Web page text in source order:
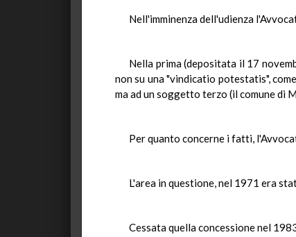
Nell'imminenza dell'udienza
Nella prima (depositata il 17
non su una "vindicatio potestatis",
ma ad un soggetto terzo (il comune di
Per quanto concerne i fatti,
L'area in questione, nel 1971 era
Cessata quella concessione nel